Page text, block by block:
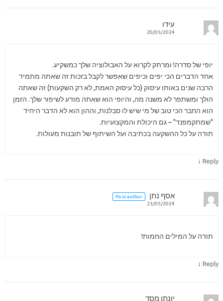
עידו
20/05/2024
יופי של סדרה! ומרתק לקרוא על האבולוציה שלך כמשקיע.
אחד הדברים הכי יפים וכיפים שאפשר לקבל בזכות זה שאתה מתמיד
הרבה שנים באותו עיסוק (כל עיסוק האמת, לא רק השקעות) זה שאתה
הולך ומשתפר לא משנה מה, והיופי הוא שאתה מודע לשיפור שלך. הזמן
הוא החבר הכי טוב של מי שיש לו סבלנות, וההון הוא לא הדבר היחיד
"שמתקמפנד" – גם היכולת והמקצועיות.
תודה על כל ההשקעה בכתיבה ועל השיתוף של תובנות מעולות.
Reply
↓
אסף נתן
Post author
23/05/2024
תודה על המילים החמות!
Reply
↓
יונתן מסד